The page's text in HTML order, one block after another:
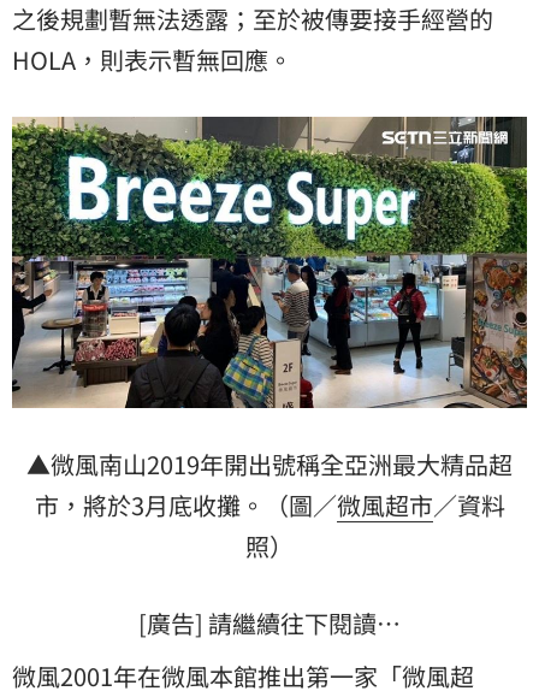
之後規劃暫無法透露；至於被傳要接手經營的
HOLA，則表示暫無回應。
▲微風南山2019年開出號稱全亞洲最大精品超
市，將於3月底收攤。（圖／微風超市／資料
照）
[廣告] 請繼續往下閱讀…
微風2001年在微風本館推出第一家「微風超